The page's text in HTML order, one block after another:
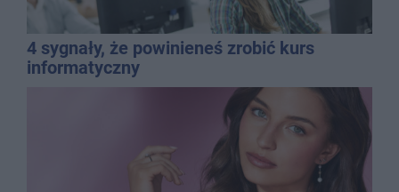
4 sygnały, że powinieneś zrobić kurs
informatyczny